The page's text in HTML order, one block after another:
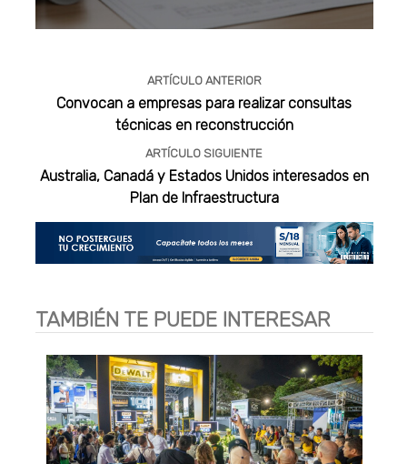
ARTÍCULO ANTERIOR
Convocan a empresas para realizar consultas
técnicas en reconstrucción
ARTÍCULO SIGUIENTE
Australia, Canadá y Estados Unidos interesados en
Plan de Infraestructura
TAMBIÉN TE PUEDE INTERESAR